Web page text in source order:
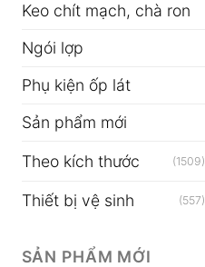
Keo chít mạch, chà ron
Ngói lợp
Phụ kiện ốp lát
Sản phẩm mới
Theo kích thước (1509)
Thiết bị vệ sinh (557)
SẢN PHẨM MỚI